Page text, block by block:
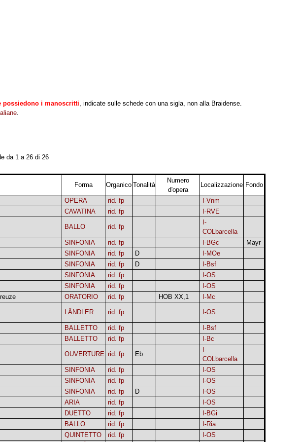
possiedono i manoscritti, indicate sulle schede con una sigla, non alla Braidense.
.
da 1 a 26 di 26
Forma Organico Tonalità
Numero
d'opera
Localizzazione Fondo
OPERA rid. fp
I-Vnm
CAVATINA rid. fp
I-RVE
BALLO rid. fp
I-
COLbarcella
SINFONIA rid. fp I-BGc
Mayr
SINFONIA rid. fp D
I-MOe
SINFONIA rid. fp D
I-Bsf
SINFONIA rid. fp
I-OS
SINFONIA rid. fp
I-OS
ORATORIO rid. fp HOB XX,1
I-Mc
LÄNDLER rid. fp I-OS
BALLETTO rid. fp
I-Bsf
BALLETTO rid. fp I-Bc
OUVERTURE rid. fp Eb
I-
COLbarcella
SINFONIA rid. fp
I-OS
SINFONIA rid. fp
I-OS
SINFONIA rid. fp D
I-OS
ARIA rid. fp
I-OS
DUETTO rid. fp
I-BGi
BALLO rid. fp
I-Ria
QUINTETTO rid. fp I-OS